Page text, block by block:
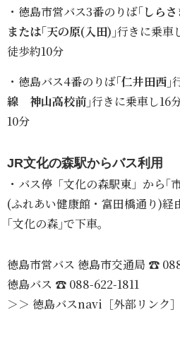
・徳島市営バス3番のりば｢しら
または｢天の原(入田)｣行きに乗車
徒歩約10分
・徳島バス4番のりば｢仁井田西｣
線 神山高校前｣行きに乗車し16分
10分
JR文化の森駅からバス利用
・バス停「文化の森駅東」から｢
(ふれあい健康館・富田橋通り)経
｢文化の森｣で下車。
徳島市営バス 徳島市交通局 ☎
徳島バス ☎ 088-622-1811
＞＞ 徳島バスnavi［外部リンク］